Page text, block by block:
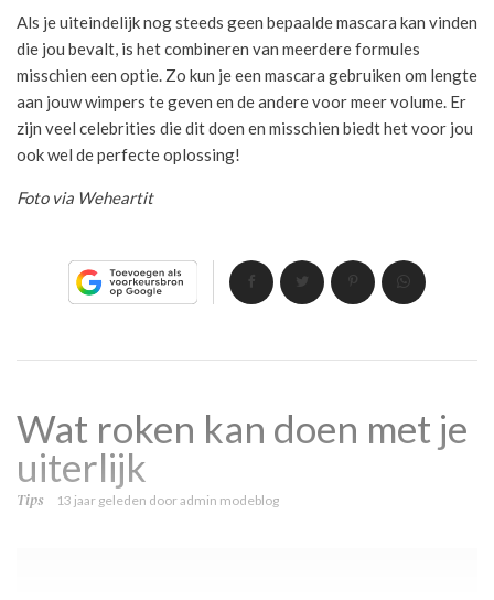
Als je uiteindelijk nog steeds geen bepaalde mascara kan vinden
die jou bevalt, is het combineren van meerdere formules
misschien een optie. Zo kun je een mascara gebruiken om lengte
aan jouw wimpers te geven en de andere voor meer volume. Er
zijn veel celebrities die dit doen en misschien biedt het voor jou
ook wel de perfecte oplossing!
Foto via Weheartit
Wat roken kan doen met je
uiterlijk
Tips 13 jaar geleden dooradmin modeblog